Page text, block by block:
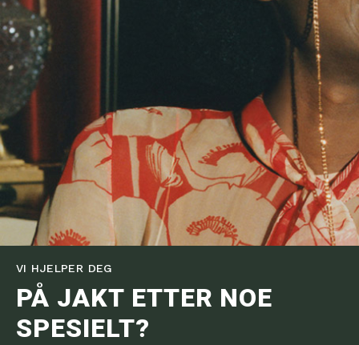
VI HJELPER DEG
PÅ JAKT ETTER NOE
SPESIELT?